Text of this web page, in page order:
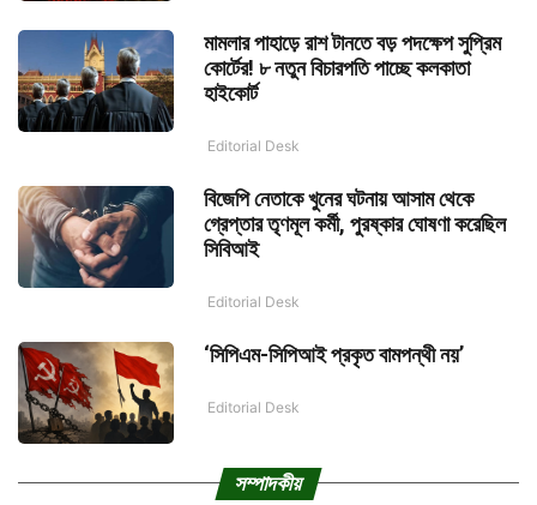
মামলার পাহাড়ে রাশ টানতে বড় পদক্ষেপ সুপ্রিম
কোর্টের! ৮ নতুন বিচারপতি পাচ্ছে কলকাতা
হাইকোর্ট
Editorial Desk
বিজেপি নেতাকে খুনের ঘটনায় আসাম থেকে
গ্রেপ্তার তৃণমূল কর্মী, পুরষ্কার ঘোষণা করেছিল
সিবিআই
Editorial Desk
‘সিপিএম-সিপিআই প্রকৃত বামপন্থী নয়’
Editorial Desk
সম্পাদকীয়